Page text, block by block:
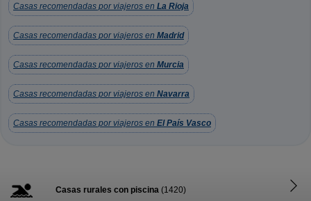
Casas recomendadas por viajeros en La Rioja
Casas recomendadas por viajeros en Madrid
Casas recomendadas por viajeros en Murcia
Casas recomendadas por viajeros en Navarra
Casas recomendadas por viajeros en El País Vasco
Casas rurales con piscina (1420)